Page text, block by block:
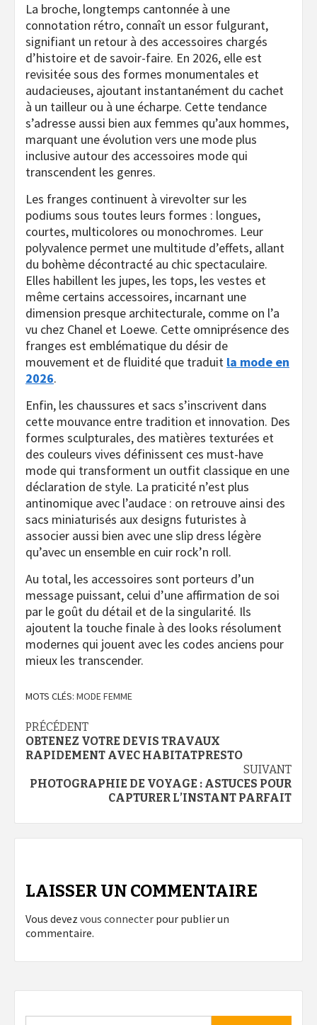
La broche, longtemps cantonnée à une
connotation rétro, connaît un essor fulgurant,
signifiant un retour à des accessoires chargés
d’histoire et de savoir-faire. En 2026, elle est
revisitée sous des formes monumentales et
audacieuses, ajoutant instantanément du cachet
à un tailleur ou à une écharpe. Cette tendance
s’adresse aussi bien aux femmes qu’aux hommes,
marquant une évolution vers une mode plus
inclusive autour des accessoires mode qui
transcendent les genres.
Les franges continuent à virevolter sur les
podiums sous toutes leurs formes : longues,
courtes, multicolores ou monochromes. Leur
polyvalence permet une multitude d’effets, allant
du bohème décontracté au chic spectaculaire.
Elles habillent les jupes, les tops, les vestes et
même certains accessoires, incarnant une
dimension presque architecturale, comme on l’a
vu chez Chanel et Loewe. Cette omniprésence des
franges est emblématique du désir de
mouvement et de fluidité que traduit la mode en
2026.
Enfin, les chaussures et sacs s’inscrivent dans
cette mouvance entre tradition et innovation. Des
formes sculpturales, des matières texturées et
des couleurs vives définissent ces must-have
mode qui transforment un outfit classique en une
déclaration de style. La praticité n’est plus
antinomique avec l’audace : on retrouve ainsi des
sacs miniaturisés aux designs futuristes à
associer aussi bien avec une slip dress légère
qu’avec un ensemble en cuir rock’n roll.
Au total, les accessoires sont porteurs d’un
message puissant, celui d’une affirmation de soi
par le goût du détail et de la singularité. Ils
ajoutent la touche finale à des looks résolument
modernes qui jouent avec les codes anciens pour
mieux les transcender.
MOTS CLÉS: MODE FEMME
Navigation
d’article
PRÉCÉDENT
OBTENEZ VOTRE DEVIS TRAVAUX
RAPIDEMENT AVEC HABITATPRESTO
SUIVANT
PHOTOGRAPHIE DE VOYAGE : ASTUCES POUR
CAPTURER L’INSTANT PARFAIT
LAISSER UN COMMENTAIRE
Vous devez vous connecter pour publier un
commentaire.